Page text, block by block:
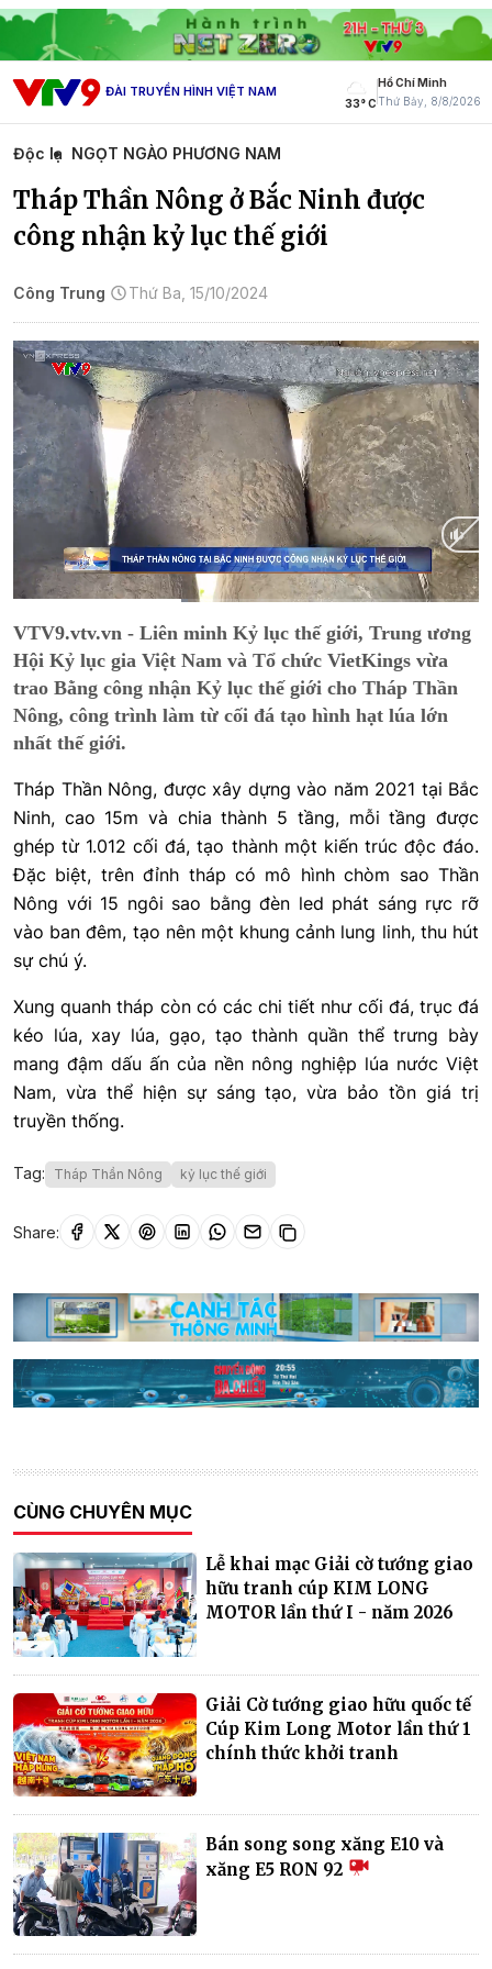
ĐÀI TRUYỀN HÌNH VIỆT NAM
33° C
Hồ Chí Minh
Thứ Bảy, 8/8/2026
Độc lạ NGỌT NGÀO PHƯƠNG NAM
Tháp Thần Nông ở Bắc Ninh được
công nhận kỷ lục thế giới
Công Trung Thứ Ba, 15/10/2024
Time
VTV9.vtv.vn - Liên minh Kỷ lục thế giới, Trung ương
Hội Kỷ lục gia Việt Nam và Tổ chức VietKings vừa
trao Bằng công nhận Kỷ lục thế giới cho Tháp Thần
Nông, công trình làm từ cối đá tạo hình hạt lúa lớn
nhất thế giới.
Tháp Thần Nông, được xây dựng vào năm 2021 tại Bắc
Ninh, cao 15m và chia thành 5 tầng, mỗi tầng được
ghép từ 1.012 cối đá, tạo thành một kiến trúc độc đáo.
Đặc biệt, trên đỉnh tháp có mô hình chòm sao Thần
Nông với 15 ngôi sao bằng đèn led phát sáng rực rỡ
vào ban đêm, tạo nên một khung cảnh lung linh, thu hút
sự chú ý.
Xung quanh tháp còn có các chi tiết như cối đá, trục đá
kéo lúa, xay lúa, gạo, tạo thành quần thể trưng bày
mang đậm dấu ấn của nền nông nghiệp lúa nước Việt
Nam, vừa thể hiện sự sáng tạo, vừa bảo tồn giá trị
truyền thống.
Tag: Tháp Thần Nông kỷ lục thế giới
Share:
CÙNG CHUYÊN MỤC
Lễ khai mạc Giải cờ tướng giao
hữu tranh cúp KIM LONG
MOTOR lần thứ I - năm 2026
Giải Cờ tướng giao hữu quốc tế
Cúp Kim Long Motor lần thứ 1
chính thức khởi tranh
Bán song song xăng E10 và
xăng E5 RON 92